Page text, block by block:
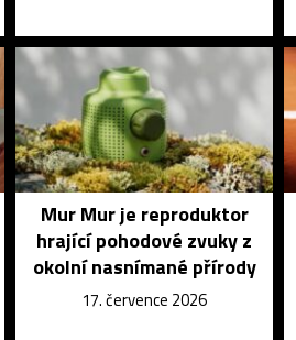
Mur Mur je reproduktor
hrající pohodové zvuky z
okolní nasnímané přírody
17. července 2026